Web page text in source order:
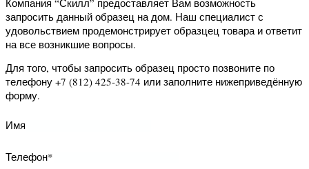
Компания “Скилл” предоставляет Вам
возможность запросить данный
образец на дом. Наш специалист с
удовольствием продемонстрирует
образцец товара и ответит на все
возникшие вопросы.
просто позвоните по телефону +7